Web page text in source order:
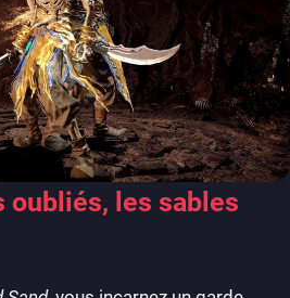
oubliés, les sables